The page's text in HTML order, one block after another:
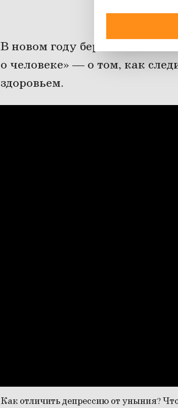
В новом году берегите себя.
о человеке» — о том, как
здоровьем.
Как отличить депрессию от уныния?